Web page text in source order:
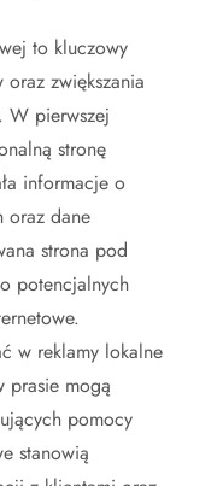
to kluczowy
zwiększania
W pierwszej
stronę
informacje o
oraz dane
strona pod
potencjalnych
w reklamy lokalne
prasie mogą
pomocy
stanowią